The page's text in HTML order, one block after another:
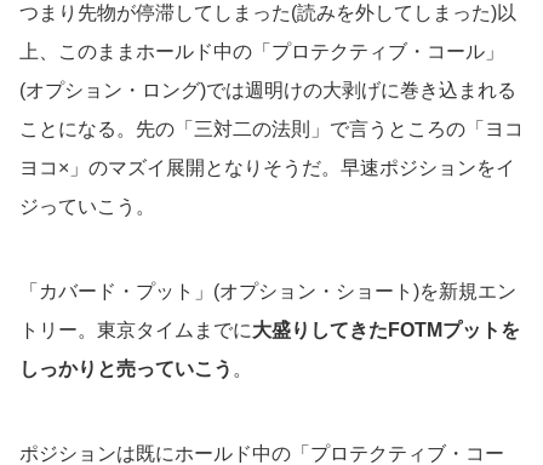
つまり先物が停滞してしまった(読みを外してしまった)以
上、このままホールド中の「プロテクティブ・コール」
(オプション・ロング)では週明けの大剥げに巻き込まれる
ことになる。先の「三対二の法則」で言うところの「ヨコ
ヨコ×」のマズイ展開となりそうだ。早速ポジションをイ
ジっていこう。
「カバード・プット」(オプション・ショート)を新規エン
トリー。東京タイムまでに大盛りしてきたFOTMプットを
しっかりと売っていこう 。
ポジションは既にホールド中の「プロテクティブ・コー